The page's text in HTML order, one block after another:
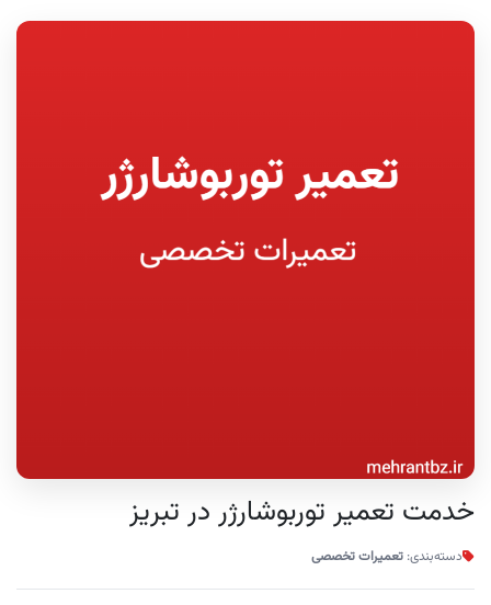
خدمت تعمیر توربوشارژر در تبریز
دسته‌بندی: تعمیرات تخصصی